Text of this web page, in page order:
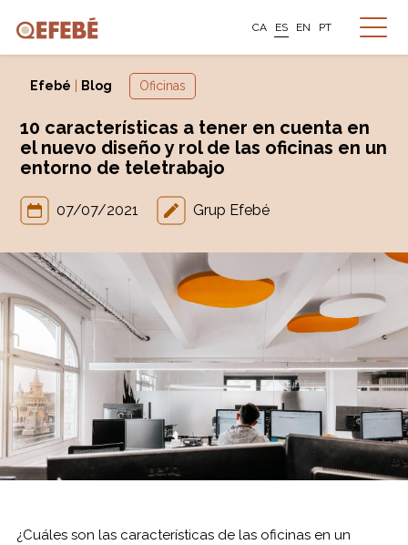
CA ES EN PT
Efebé Blog Oficinas
10 características a tener en cuenta en
el nuevo diseño y rol de las oficinas en un
entorno de teletrabajo
07/07/2021 Grup Efebé
¿Cuáles son las características de las oficinas en un